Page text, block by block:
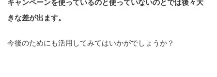
キャンペーンを使っているのと使っていないのとでは後々大
きな差が出ます。
今後のためにも活用してみてはいかがでしょうか？